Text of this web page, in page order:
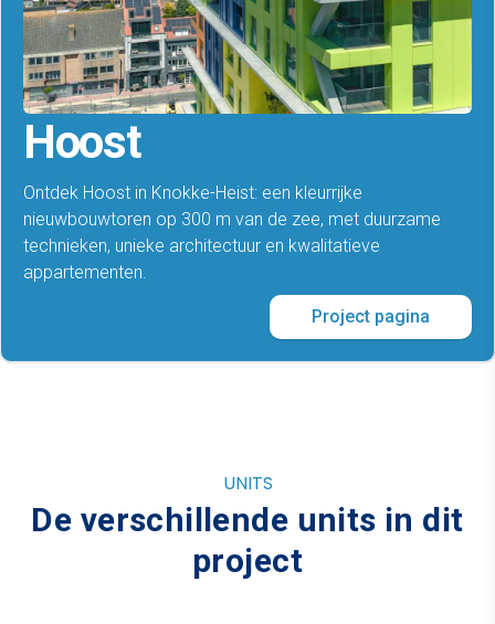
Hoost
Ontdek Hoost in Knokke-Heist: een kleurrijke
nieuwbouwtoren op 300 m van de zee, met duurzame
technieken, unieke architectuur en kwalitatieve
appartementen.
Project pagina
UNITS
De verschillende units in dit
project